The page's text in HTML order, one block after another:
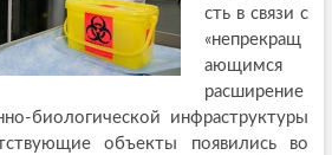
сть в связи с
«непрекращ
ающимся
расширение
биологической инфраструктуры
объекты появились во